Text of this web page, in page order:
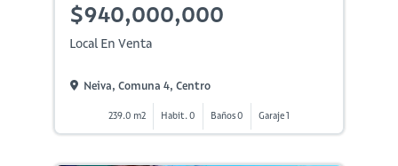
$940,000,000
Local En Venta
Neiva, Comuna 4, Centro
239.0 m2 Habit. 0 Baños 0 Garaje 1